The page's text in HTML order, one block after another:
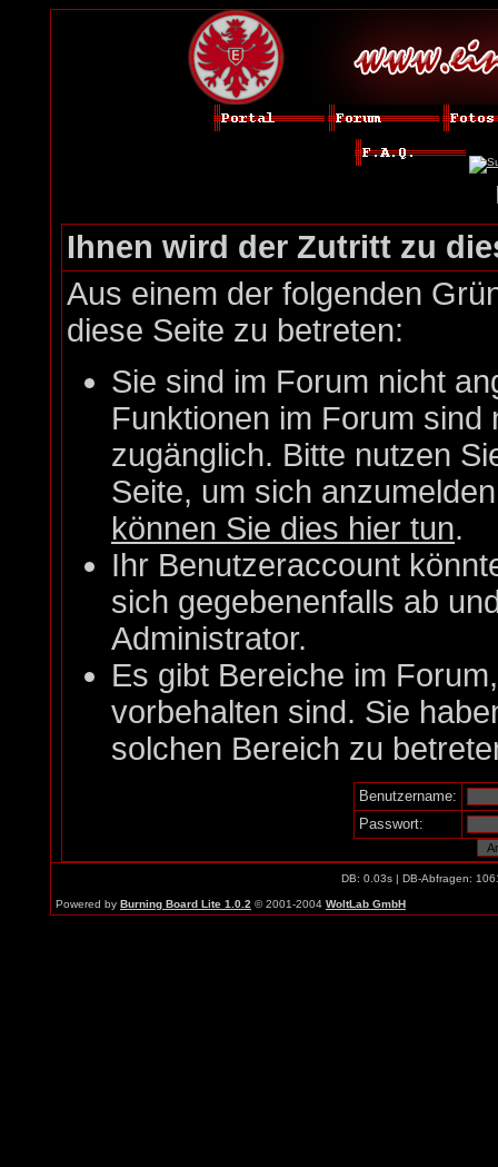
Ihnen wird der Zutritt zu
Aus einem der folgenden
diese Seite zu betreten:
Sie sind im Forum nicht
Funktionen im Forum
zugänglich. Bitte nutzen
Seite, um sich
können Sie dies hier tun.
Ihr Benutzeraccount
sich gegebenenfalls ab
Administrator.
Es gibt Bereiche im
vorbehalten sind. Sie
solchen Bereich zu
Benutzername:
Passwort:
DB: 0.03s | DB-Abfragen:
Powered by Burning Board Lite 1.0.2 © 2001-2004 WoltLab GmbH